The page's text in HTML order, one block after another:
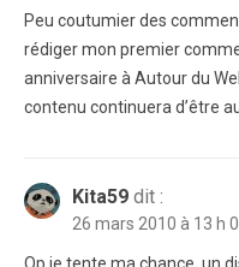
Peu coutumier des
rédiger mon premier
anniversaire à Autour du
contenu continuera d’être
Kita59 dit :
26 mars 2010 à 13 h